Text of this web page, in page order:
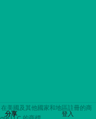
分享 登入
美國及其他國家和地區註冊的商